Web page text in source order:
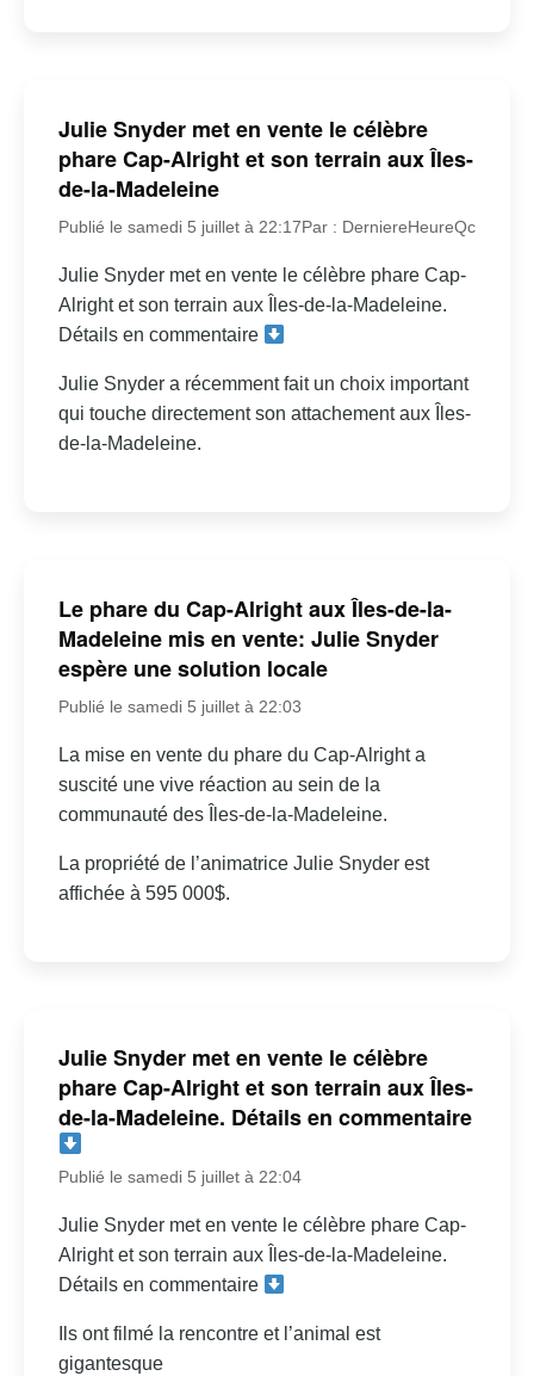
Julie Snyder met en vente le célèbre
phare Cap-Alright et son terrain aux Îles-
de-la-Madeleine
Publié le samedi 5 juillet à 22:17Par : DerniereHeureQc
Julie Snyder met en vente le célèbre phare Cap-
Alright et son terrain aux Îles-de-la-Madeleine.
Détails en commentaire
Julie Snyder a récemment fait un choix important
qui touche directement son attachement aux Îles-
de-la-Madeleine.
Le phare du Cap-Alright aux Îles-de-la-
Madeleine mis en vente: Julie Snyder
espère une solution locale
Publié le samedi 5 juillet à 22:03
La mise en vente du phare du Cap-Alright a
suscité une vive réaction au sein de la
communauté des Îles-de-la-Madeleine.
La propriété de l’animatrice Julie Snyder est
affichée à 595 000$.
Julie Snyder met en vente le célèbre
phare Cap-Alright et son terrain aux Îles-
de-la-Madeleine. Détails en commentaire
Publié le samedi 5 juillet à 22:04
Julie Snyder met en vente le célèbre phare Cap-
Alright et son terrain aux Îles-de-la-Madeleine.
Détails en commentaire
Ils ont filmé la rencontre et l’animal est
gigantesque